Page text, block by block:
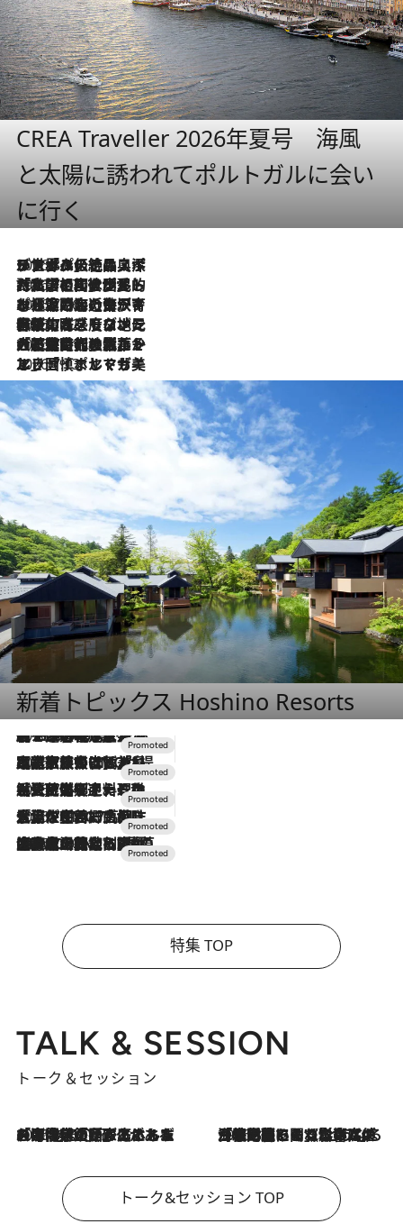
CREA Traveller 2026年夏号 海風
と太陽に誘われてポルトガルに会い
に行く
2026.8.8
リスボンの絶品スイーツ「パステル・デ・ナタ」とは？ポルトガル伝統の奥深い世界へ
2026.7.27
「私の祖国はポルトガル語です」国民的詩人フェルナンド・ペソアと、彼が愛した文学の街を歩く
2026.7.26
ポルトガル近海が育む極上の海の幸。キリリと冷えた白ワインと愉しむ、シーフード専門店の贅沢
2026.7.22
伝統の味をモダンに昇華。高感度な地元客が集う、リスボンの最旬ガストロノミー
2026.7.21
大航海時代の栄華から、震災、独裁、そして革命へ。ポルトガル・首都リスボンの石畳に刻まれた「歴史の光と影」
2026.7.13
エッセイ・ヤマザキマリ「慎ましくも美しき国 ポルトガル」
新着トピックス Hoshino Resorts
2026.8.7
【トンボの足水浴】ヒノキの香りに包まれて涼感マックス！約13℃の湧水かけ流しを避暑地「星野温泉 トンボの湯」で体験
2026.7.31
【ホテル帰省】という選択肢をOMOが提案。家族とほどよい距離を保つには「昼は実家、夜は気兼ねなくホテルで！」
2026.7.24
【夏限定ディナーコース】旬を迎える稚鮎や花ズッキーニなどをイタリア・トスカーナの郷土料理の手法で満喫！
2026.7.17
「土佐和ハーブかき氷」がOMO7高知に登場！生姜、山椒、大葉など目にも舌にも涼を呼ぶ郷土の味
2026.7.10
NEW OPEN！【界 草津】名湯の地に誕生。趣の異なる2種の温泉と上州ならではの会席・蕎麦割烹など美食を味わう究極の癒やし旅
特集 TOP
TALK & SESSION
トーク＆セッション
2026.8.3
「今後値上げがあるとすれば…」「リスクがあるのは今年の冬」エネルギー専門家が語る、ホルムズ海峡封鎖が家庭にもたらす“ある心配” 2026.8.3
「住宅建てられない…」「サーチャージ料の高値が続いている」ホルムズ海峡封鎖による影響はいつまで続く？《エネルギー専門家に聞く“どうなる日本の暮らし”》
トーク&セッション TOP